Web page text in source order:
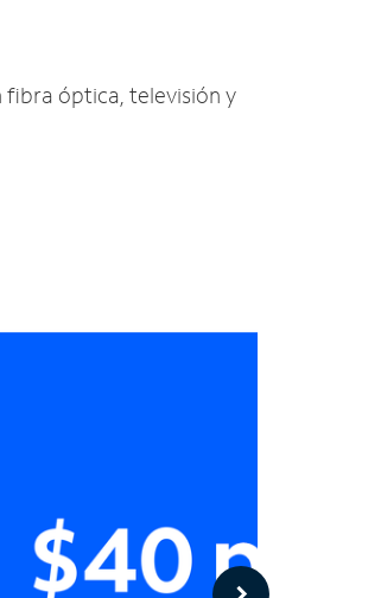
fibra óptica, televisión y